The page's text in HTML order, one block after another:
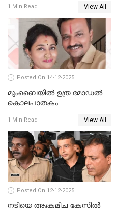
1 Min Read View All
Posted On 14-12-2025
മുംബൈയില്‍ ഉത്ര മോഡല്‍
കൊലപാതകം
1 Min Read View All
Posted On 12-12-2025